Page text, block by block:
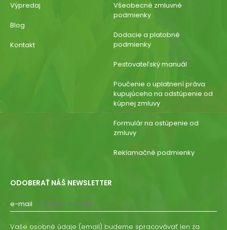
Výpredaj
Blog
Kontakt
Všeobecné zmluvné
podmienky
Dodacie a platobné
podmienky
Pestovateľský manuál
Poučenie o uplatnení práva
kupujúceho na odstúpenie od
kúpnej zmluvy
Formulár na ostúpenie od
zmluvy
Reklamačné podmienky
ODOBERAŤ NÁŠ NEWSLETTER
e-mail
Vaše osobné údaje (email) budeme spracovávať len za